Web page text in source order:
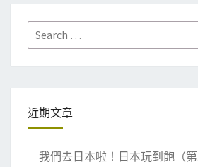
Search
for:
近期文章
我們去日本啦！日本玩到飽（